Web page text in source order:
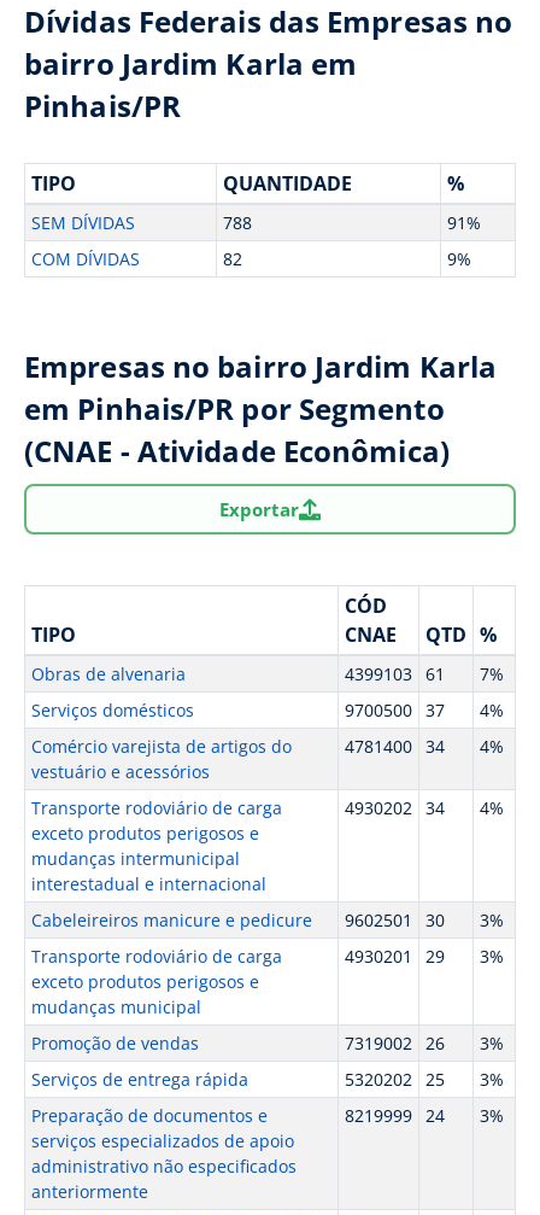
Dívidas Federais das Empresas no
bairro Jardim Karla em
Pinhais/PR
TIPO QUANTIDADE %
SEM DÍVIDAS 788
91%
COM DÍVIDAS
82 9%
Empresas no bairro Jardim Karla
em Pinhais/PR por Segmento
(CNAE - Atividade Econômica)
Exportar
TIPO
CÓD
CNAE
QTD %
Obras de alvenaria 4399103 61
7%
Serviços domésticos
9700500 37
4%
Comércio varejista de artigos do
vestuário e acessórios
4781400 34 4%
Transporte rodoviário de carga
exceto produtos perigosos e
mudanças intermunicipal
interestadual e internacional
4930202 34 4%
Cabeleireiros manicure e pedicure 9602501 30
3%
Transporte rodoviário de carga
exceto produtos perigosos e
mudanças municipal
4930201 29 3%
Promoção de vendas 7319002 26
3%
Serviços de entrega rápida
5320202 25
3%
Preparação de documentos e
serviços especializados de apoio
administrativo não especificados
anteriormente
8219999 24 3%